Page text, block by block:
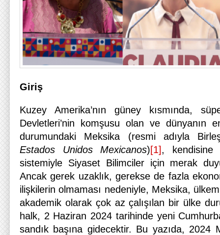
Giriş
Kuzey Amerika’nın güney kısmında,
Devletleri’nin komşusu olan ve dünyanın
durumundaki Meksika (resmi adıyla
Estados Unidos Mexicanos)[1], kendisine
sistemiyle Siyaset Bilimciler için merak
Ancak gerek uzaklık, gerekse de fazla
ilişkilerin olmaması nedeniyle, Meksika,
akademik olarak çok az çalışılan bir ülke
halk, 2 Haziran 2024 tarihinde yeni
sandık başına gidecektir. Bu yazıda, 2024